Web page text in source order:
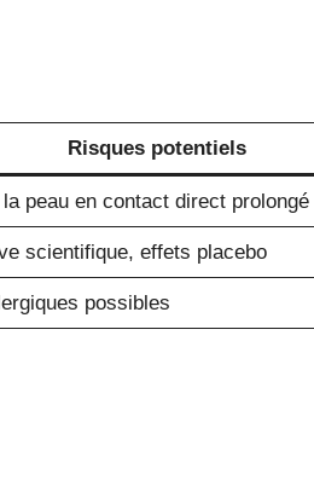
Risques potentiels
la peau en contact direct prolongé
scientifique, effets placebo
possibles